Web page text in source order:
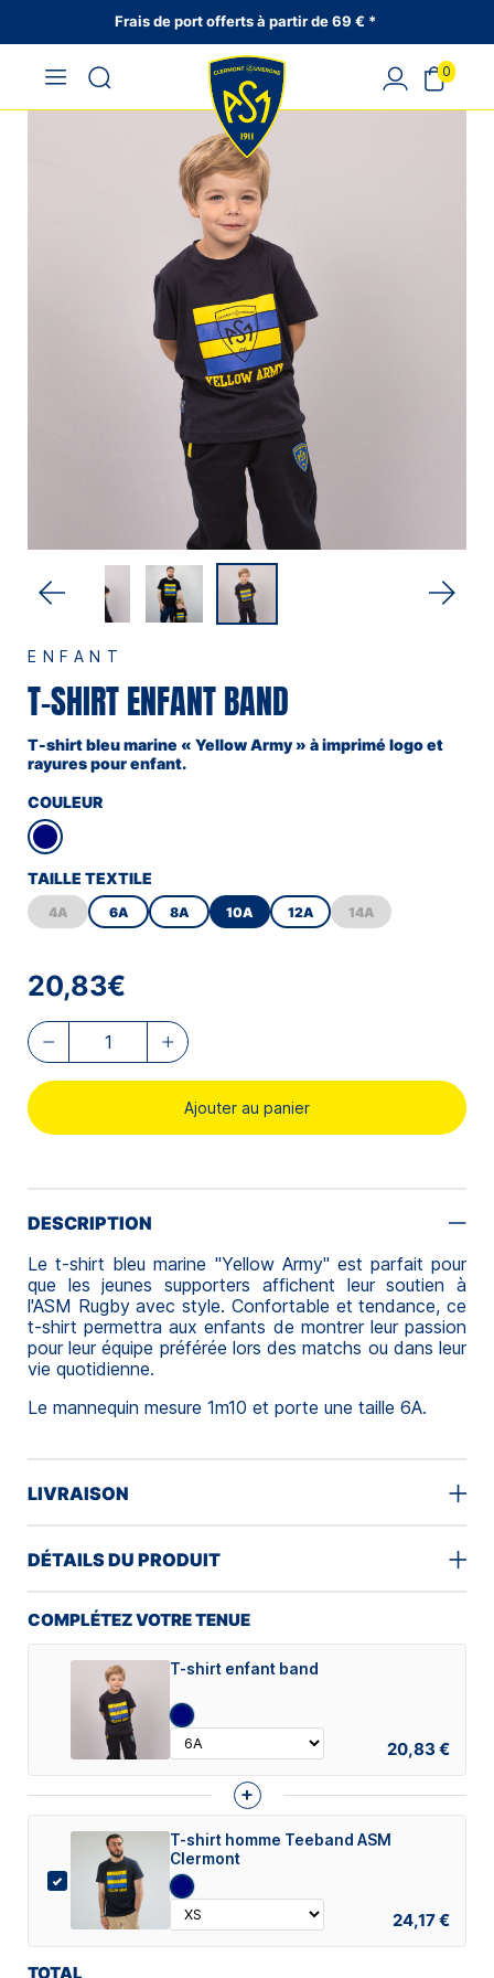
Frais de port offerts à partir de 69 € *
ENFANT
T-SHIRT ENFANT BAND
T-shirt bleu marine « Yellow Army » à imprimé logo et
rayures pour enfant.
COULEUR
TAILLE TEXTILE
4A 6A 8A 10A 12A 14A
20,83€
Ajouter au panier
DESCRIPTION
Le t-shirt bleu marine "Yellow Army" est parfait pour
que les jeunes supporters affichent leur soutien à
l'ASM Rugby avec style. Confortable et tendance, ce
t-shirt permettra aux enfants de montrer leur passion
pour leur équipe préférée lors des matchs ou dans leur
vie quotidienne.
Le mannequin mesure 1m10 et porte une taille 6A.
LIVRAISON
DÉTAILS DU PRODUIT
COMPLÉTEZ VOTRE TENUE
T-shirt enfant band
20,83 €
+
T-shirt homme Teeband ASM
Clermont
24,17 €
TOTAL
0